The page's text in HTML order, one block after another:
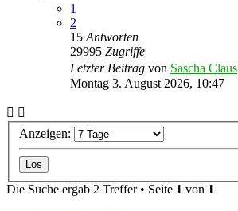
1
2
15 Antworten
29995 Zugriffe
Letzter Beitrag von Sascha Claus
Montag 3. August 2026, 10:47
Anzeigen:
Die Suche ergab 2 Treffer • Seite 1 von 1